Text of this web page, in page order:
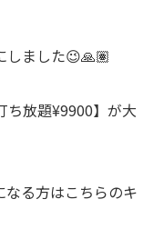
しました😉🙏🏽
ち放題¥9900】が大
る方はこちらのキ